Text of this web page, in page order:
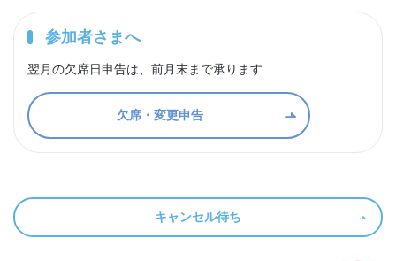
参加者さまへ
翌月の欠席日申告は、前月末まで承ります
欠席・変更申告
キャンセル待ち